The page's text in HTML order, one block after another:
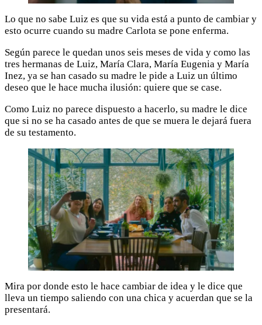
Lo que no sabe Luiz es que su vida está a punto de cambiar y
esto ocurre cuando su madre Carlota se pone enferma.
Según parece le quedan unos seis meses de vida y como las
tres hermanas de Luiz, María Clara, María Eugenia y María
Inez, ya se han casado su madre le pide a Luiz un último
deseo que le hace mucha ilusión: quiere que se case.
Como Luiz no parece dispuesto a hacerlo, su madre le dice
que si no se ha casado antes de que se muera le dejará fuera
de su testamento.
Mira por donde esto le hace cambiar de idea y le dice que
lleva un tiempo saliendo con una chica y acuerdan que se la
presentará.